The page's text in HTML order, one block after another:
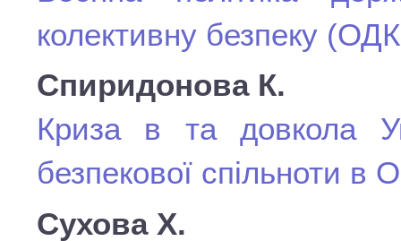
колективну безпеку
Спиридонова К.
Криза в та довкола
безпекової спільноти в
Сухова Х.